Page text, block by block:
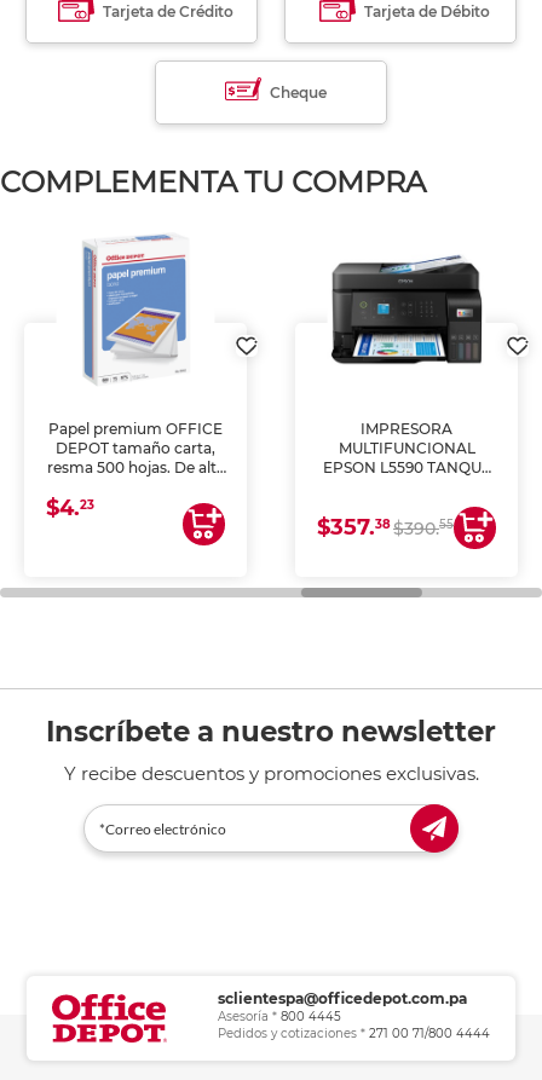
Tarjeta de Crédito Tarjeta de Débito
Cheque
COMPLEMENTA TU COMPRA
Papel premium OFFICE
DEPOT tamaño carta,
resma 500 hojas. De alta
uniforme, ideal para
impresoras de inyección
de tinta y láser,
general de oficina.
$4.23
IMPRESORA
MULTIFUNCIONAL
EPSON L5590 TANQUE
COPIA Y ESCANEA)
$357.38$390.55
Inscríbete a nuestro newsletter
Y recibe descuentos y promociones exclusivas.
sclientespa@officedepot.com.pa
Asesoría * 800 4445
Pedidos y cotizaciones * 271 00 71/800 4444